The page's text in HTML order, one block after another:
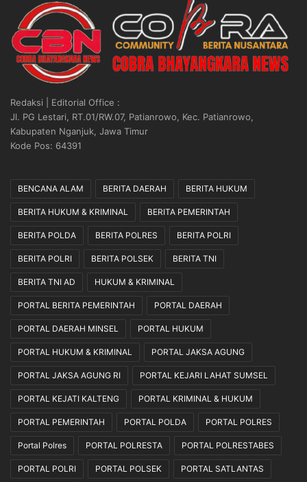
Redaksi | Editorial Office :
Jl. PG Lestari, RT.01/RW.07, Patianrowo, Kec. Patianrowo,
Kabupaten Nganjuk, Jawa Timur
Kode Pos: 64391
BENCANA ALAM BERITA DAERAH BERITA HUKUM
BERITA HUKUM & KRIMINAL BERITA PEMERINTAH
BERITA POLDA BERITA POLRES BERITA POLRI
BERITA POLRI BERITA POLSEK BERITA TNI
BERITA TNI AD HUKUM & KRIMINAL
PORTAL BERITA PEMERINTAH PORTAL DAERAH
PORTAL DAERAH MINSEL PORTAL HUKUM
PORTAL HUKUM & KRIMINAL PORTAL JAKSA AGUNG
PORTAL JAKSA AGUNG RI PORTAL KEJARI LAHAT SUMSEL
PORTAL KEJATI KALTENG PORTAL KRIMINAL & HUKUM
PORTAL PEMERINTAH PORTAL POLDA PORTAL POLRES
Portal Polres PORTAL POLRESTA PORTAL POLRESTABES
PORTAL POLRI PORTAL POLSEK PORTAL SATLANTAS